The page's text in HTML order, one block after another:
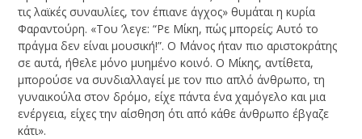
τις λαϊκές συναυλίες, τον έπιανε άγχος» θυμάται η κυρία
Φαραντούρη. «Του ’λεγε: “Ρε Μίκη, πώς μπορείς; Αυτό το
πράγμα δεν είναι μουσική!”. Ο Μάνος ήταν πιο αριστοκράτης
σε αυτά, ήθελε μόνο μυημένο κοινό. Ο Μίκης, αντίθετα,
μπορούσε να συνδιαλλαγεί με τον πιο απλό άνθρωπο, τη
γυναικούλα στον δρόμο, είχε πάντα ένα χαμόγελο και μια
ενέργεια, είχες την αίσθηση ότι από κάθε άνθρωπο έβγαζε
κάτι».